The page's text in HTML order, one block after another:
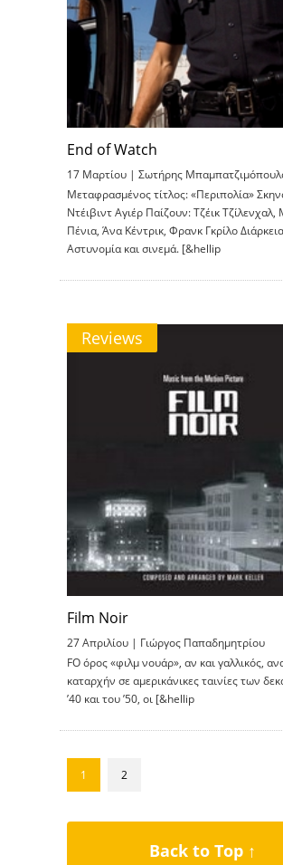
End of Watch
17 Μαρτίου | Σωτήρης
Μεταφρασμένος τίτλος: «Περιπολία»
Ντέιβιντ Αγιέρ Παίζουν: Τζέικ Τζίλενχαλ,
Πένια, Άνα Κέντρικ, Φρανκ Γκρίλο
Αστυνομία και σινεμά. [&hellip
Reviews
Film Noir
27 Απριλίου | Γιώργος Παπαδημητρίου
FΟ όρος «φιλμ νουάρ», αν και γαλλικός,
καταρχήν σε αμερικάνικες ταινίες των
’40 και του ’50, οι [&hellip
1 2
Back to Top ↑